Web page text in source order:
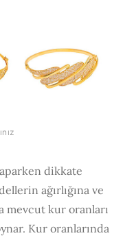
dikkate
ağırlığına ve
mevcut kur oranları
Kur oranlarında